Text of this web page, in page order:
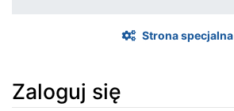
Strona specjalna
Zaloguj się